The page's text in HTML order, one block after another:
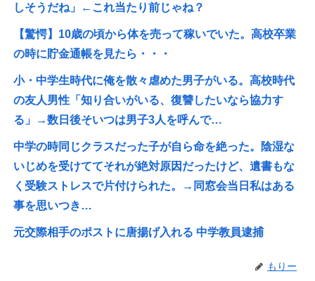
しそうだね」←これ当たり前じゃね？
【驚愕】10歳の頃から体を売って稼いでいた。高校卒業
の時に貯金通帳を見たら・・・
小・中学生時代に俺を散々虐めた男子がいる。高校時代
の友人男性「知り合いがいる、復讐したいなら協力す
る」→数日後そいつは男子3人を呼んで…
中学の時同じクラスだった子が自ら命を絶った。陰湿な
いじめを受けててそれが絶対原因だったけど、遺書もな
く受験ストレスで片付けられた。→同窓会当日私はある
事を思いつき…
元交際相手のポストに唐揚げ入れる 中学教員逮捕
もりー